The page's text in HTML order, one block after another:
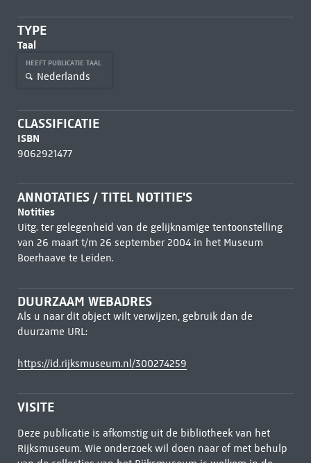
TYPE
Taal
HEEFT PUBLICATIE TAAL
Nederlands
CLASSIFICATIE
ISBN
9062921477
ANNOTATIES / TITEL NOTITIE'S
Notities
Uitg. ter gelegenheid van de gelijknamige tentoonstelling
van 26 maart t/m 26 september 2004 in het Museum
Boerhaave te Leiden.
DUURZAAM WEBADRES
Als u naar dit object wilt verwijzen, gebruik dan de
duurzame URL:
https://id.rijksmuseum.nl/300274259
VISITE
Deze publicatie is afkomstig uit de bibliotheek van het
Rijksmuseum. Wie onderzoek wil doen naar of met behulp